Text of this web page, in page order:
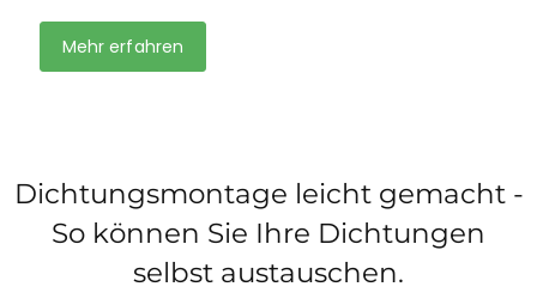
Mehr erfahren
Dichtungsmontage leicht gemacht -
So können Sie Ihre Dichtungen
selbst austauschen.